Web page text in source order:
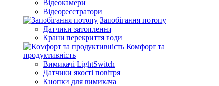
Відеокамери
Відеореєстратори
Запобігання потопу
Датчики затоплення
Крани перекриття води
Комфорт та
продуктивність
Вимикачі LightSwitch
Датчики якості повітря
Кнопки для вимикача